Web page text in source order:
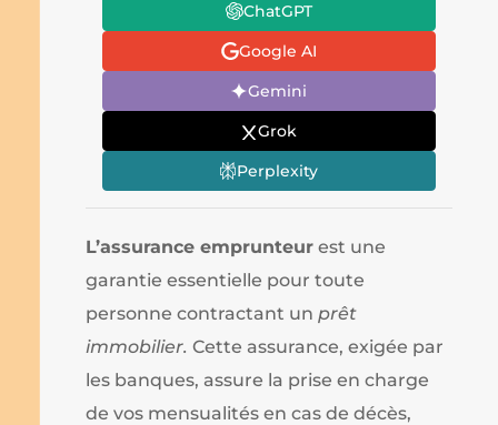
ChatGPT
Google AI
Gemini
Grok
Perplexity
L’assurance emprunteur est une
garantie essentielle pour toute
personne contractant unprêt
immobilier. Cette assurance, exigée par
les banques, assure la prise en charge
de vos mensualités en cas de décès,